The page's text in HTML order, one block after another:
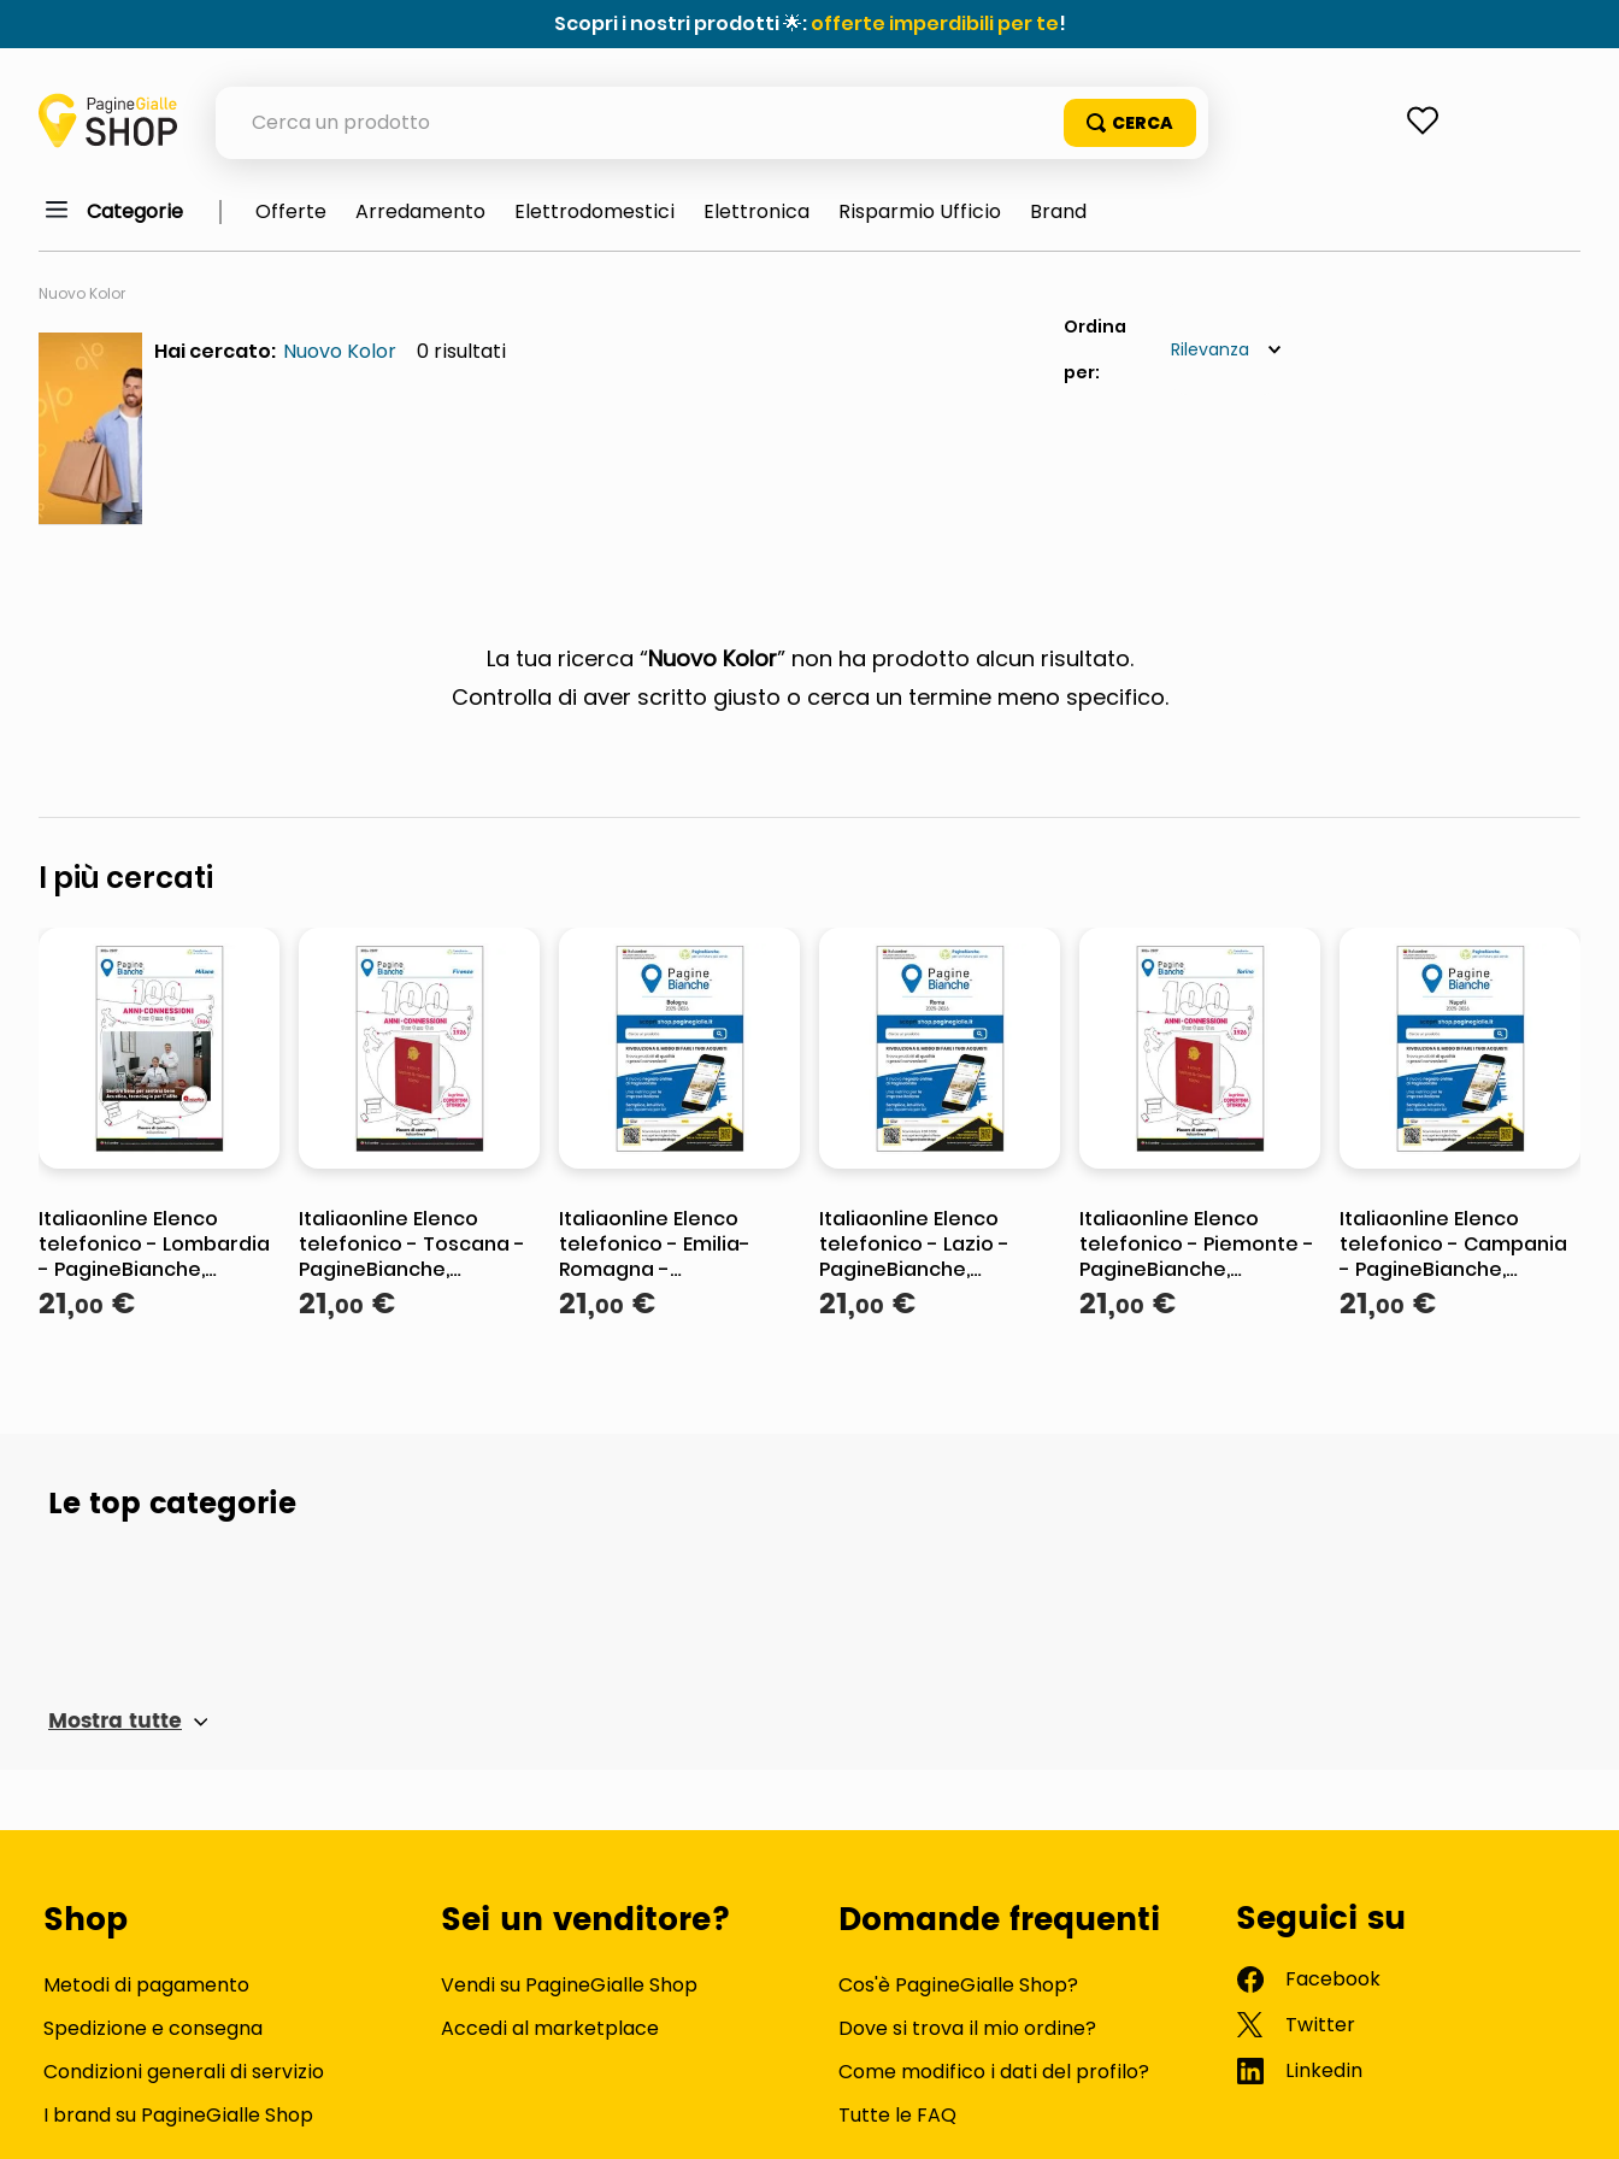
Scopri i nostri prodotti 🌟:offerte imperdibili per te!
porta tv
Categorie Offerte Arredamento Elettrodomestici Elettronica Risparmio Ufficio Brand
Nuovo Kolor
Hai cercato: Nuovo Kolor 0 Rilevanza
La tua ricerca “Nuovo Kolor” non ha prodotto alcun risultato.
Controlla di aver scritto giusto o cerca un termine meno specifico.
I più cercati
Italiaonline Elenco
telefonico - Lombardia
- PagineBianche,
PagineGialle e
TuttoCittà
21,00 €
Italiaonline Elenco
telefonico - Toscana -
PagineBianche,
PagineGialle e
TuttoCittà
21,00 €
Italiaonline Elenco
telefonico - Emilia-
Romagna -
PagineBianche,
PagineGialle e
21,00 €
Italiaonline Elenco
telefonico - Lazio -
PagineBianche,
PagineGialle e
TuttoCittà
21,00 €
Italiaonline Elenco
telefonico - Piemonte -
PagineBianche,
PagineGialle e
TuttoCittà
21,00 €
Italiaonline Elenco
telefonico - Campania
- PagineBianche,
PagineGialle e
TuttoCittà
21,00 €
Le top categorie
Mostra tutte
Shop
Metodi di pagamento
Spedizione e consegna
Condizioni generali di servizio
I brand su PagineGialle Shop
Sei un venditore?
Vendi su PagineGialle Shop
Accedi al marketplace
Domande frequenti
Cos'è PagineGialle Shop?
Dove si trova il mio ordine?
Come modifico i dati del profilo?
Tutte le FAQ
Seguici su